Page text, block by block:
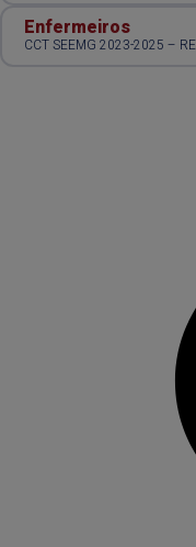
Enfermeiros
CCT SEEMG 2023-2025 –